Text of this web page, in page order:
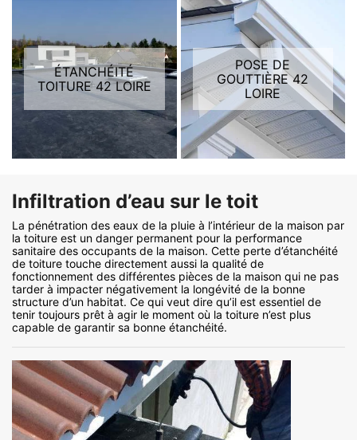
ÉTANCHÉITÉ
TOITURE 42 LOIRE
POSE DE
GOUTTIÈRE 42
LOIRE
Infiltration d’eau sur le toit
La pénétration des eaux de la pluie à l’intérieur de la maison par
la toiture est un danger permanent pour la performance
sanitaire des occupants de la maison. Cette perte d’étanchéité
de toiture touche directement aussi la qualité de
fonctionnement des différentes pièces de la maison qui ne pas
tarder à impacter négativement la longévité de la bonne
structure d’un habitat. Ce qui veut dire qu’il est essentiel de
tenir toujours prêt à agir le moment où la toiture n’est plus
capable de garantir sa bonne étanchéité.